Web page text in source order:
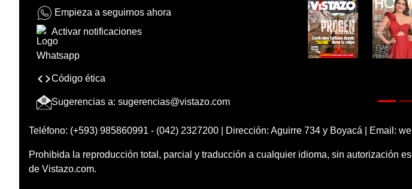
Empieza a seguirnos ahora
Activar notificaciones
Código ética
Sugerencias a: sugerencias@vistazo.com
Teléfono: (+593) 985860991 - (042) 2327200 | Dirección: Aguirre 734 y Boyacá | Email:
Prohibida la reproducción total, parcial y traducción a cualquier idioma, sin autorización
de Vistazo.com.